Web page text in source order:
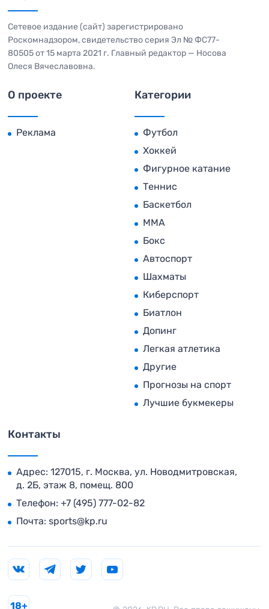
Сетевое издание (сайт) зарегистрировано
Роскомнадзором, свидетельство серия Эл № ФС77-
80505 от 15 марта 2021 г. Главный редактор — Носова
Олеся Вячеславовна.
О проекте
Реклама
Категории
Футбол
Хоккей
Фигурное катание
Теннис
Баскетбол
MMA
Бокс
Автоспорт
Шахматы
Киберспорт
Биатлон
Допинг
Легкая атлетика
Другие
Прогнозы на спорт
Лучшие букмекеры
Контакты
Адрес: 127015, г. Москва, ул. Новодмитровская,
д. 2Б, этаж 8, помещ. 800
Телефон: +7 (495) 777-02-82
Почта: sports@kp.ru
18+